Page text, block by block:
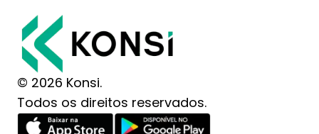
© 2026 Konsi.
Todos os direitos reservados.